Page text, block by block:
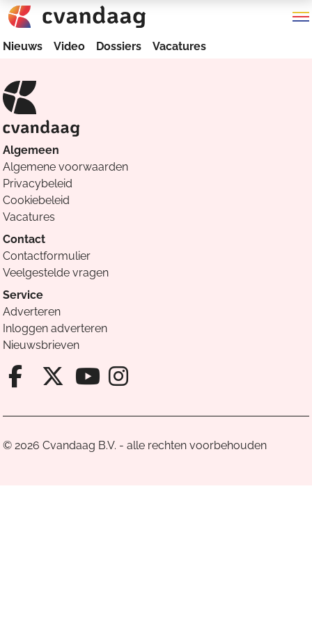
Nieuws Video Dossiers Vacatures
Algemeen
Algemene voorwaarden
Privacybeleid
Cookiebeleid
Vacatures
Contact
Contactformulier
Veelgestelde vragen
Service
Adverteren
Inloggen adverteren
Nieuwsbrieven
Facebook van Cvandaag
X van Cvandaag
Instagram van
© 2026 Cvandaag B.V. - alle rechten voorbehouden